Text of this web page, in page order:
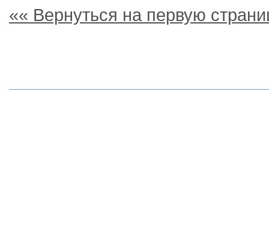
«« Вернуться на первую